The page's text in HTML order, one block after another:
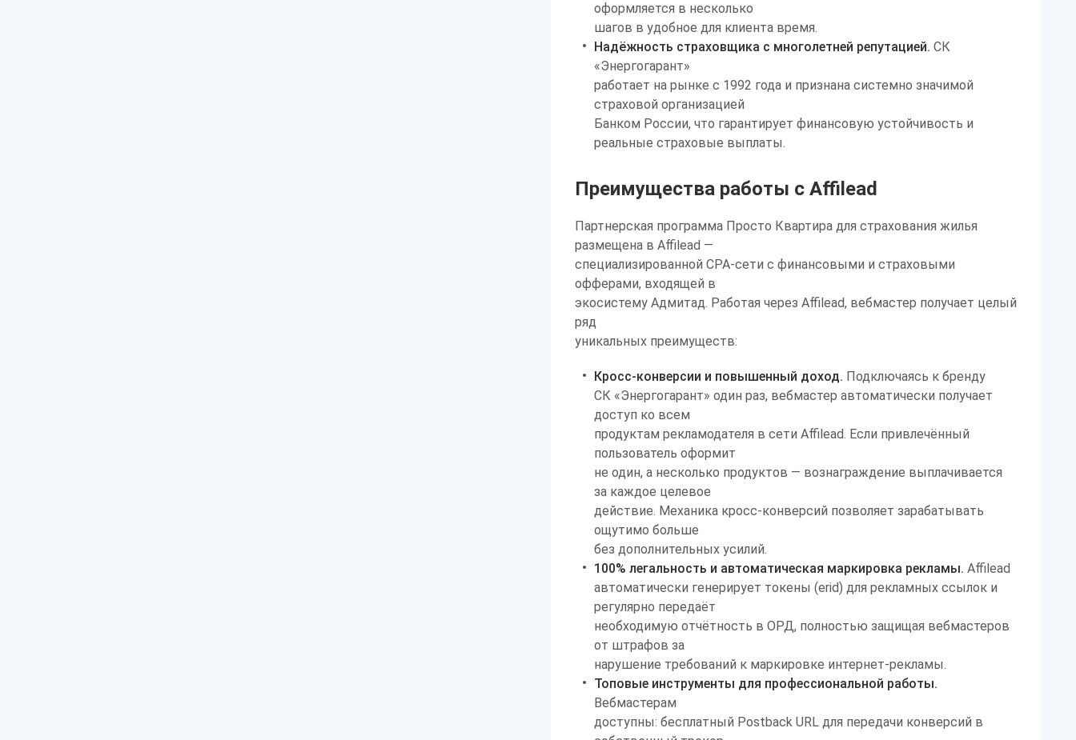
оформляется в несколько
шагов в удобное для клиента время.
Надёжность страховщика с многолетней репутацией. СК
«Энергогарант»
работает на рынке с 1992 года и признана системно значимой
страховой организацией
Банком России, что гарантирует финансовую устойчивость и
реальные страховые выплаты.
Преимущества работы с Affilead
Партнерская программа Просто Квартира для страхования жилья
размещена в Affilead —
специализированной CPA-сети с финансовыми и страховыми
офферами, входящей в
экосистему Адмитад. Работая через Affilead, вебмастер получает целый
ряд
уникальных преимуществ:
Кросс-конверсии и повышенный доход. Подключаясь к бренду
СК «Энергогарант» один раз, вебмастер автоматически получает
доступ ко всем
продуктам рекламодателя в сети Affilead. Если привлечённый
пользователь оформит
не один, а несколько продуктов — вознаграждение выплачивается
за каждое целевое
действие. Механика кросс-конверсий позволяет зарабатывать
ощутимо больше
без дополнительных усилий.
100% легальность и автоматическая маркировка рекламы. Affilead
автоматически генерирует токены (erid) для рекламных ссылок и
регулярно передаёт
необходимую отчётность в ОРД, полностью защищая вебмастеров
от штрафов за
нарушение требований к маркировке интернет-рекламы.
Топовые инструменты для профессиональной работы.
Вебмастерам
доступны: бесплатный Postback URL для передачи конверсий в